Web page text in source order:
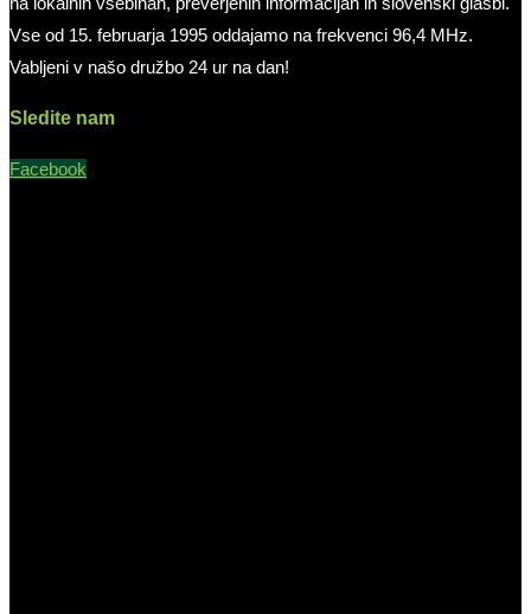
Vse od 15. februarja 1995 oddajamo na frekvenci 96,4 MHz.
Vabljeni v našo družbo 24 ur na dan!
Sledite nam
Facebook